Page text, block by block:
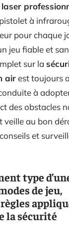
à
pour chaque
jeu fiable et
sur la
airest toujours
à
des obstacles
veille au bon
et
type
de jeu,
la sécurité